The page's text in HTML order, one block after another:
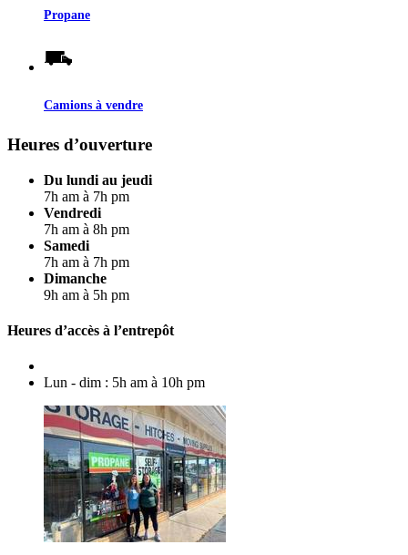
Propane
Camions à vendre
Heures d’ouverture
Du lundi au jeudi
7h am à 7h pm
Vendredi
7h am à 8h pm
Samedi
7h am à 7h pm
Dimanche
9h am à 5h pm
Heures d’accès à l’entrepôt
Lun - dim : 5h am à 10h pm